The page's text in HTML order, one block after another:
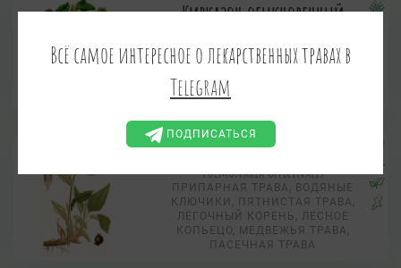
Кирказон обыкновенный
Aristolochia clematitis L.
КИРКАЗОН ЛОМОНОСОВИДНЫЙ
ЛИХОРАДОЧНАЯ ТРАВА,
ФИНОВНИК
Медуница лекарственная
Pulmonaria officinalis
ПРИПАРНАЯ ТРАВА, ВОДЯНЫЕ
КЛЮЧИКИ, ПЯТНИСТАЯ ТРАВА,
ЛЕГОЧНЫЙ КОРЕНЬ, ЛЕСНОЕ
КОПЬЕЦО, МЕДВЕЖЬЯ ТРАВА,
ПАСЕЧНАЯ ТРАВА
Всё самое интересное о лекарственных травах в
Telegram
ПОДПИСАТЬСЯ